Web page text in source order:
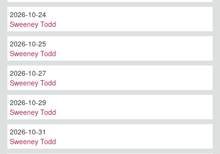
2026-10-24
Sweeney Todd
2026-10-25
Sweeney Todd
2026-10-27
Sweeney Todd
2026-10-29
Sweeney Todd
2026-10-31
Sweeney Todd